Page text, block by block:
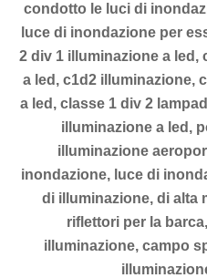
condotto le luci di
luce di inondazione per
2 div 1 illuminazione a led,
a led, c1d2 illuminazione,
a led, classe 1 div 2
illuminazione a led,
illuminazione
inondazione, luce di
di illuminazione, di alta
riflettori per la
illuminazione, campo